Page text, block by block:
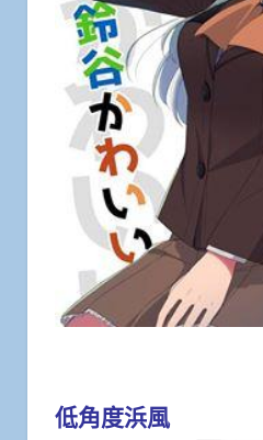
低角度浜風